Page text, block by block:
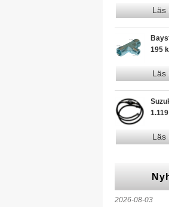
Läs
195
Läs
Läs
2026-08-03